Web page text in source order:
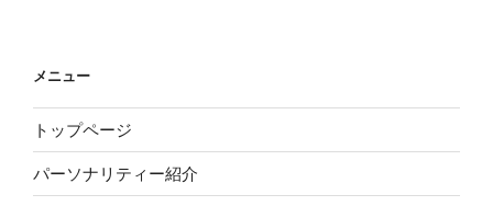
メニュー
トップページ
パーソナリティー紹介